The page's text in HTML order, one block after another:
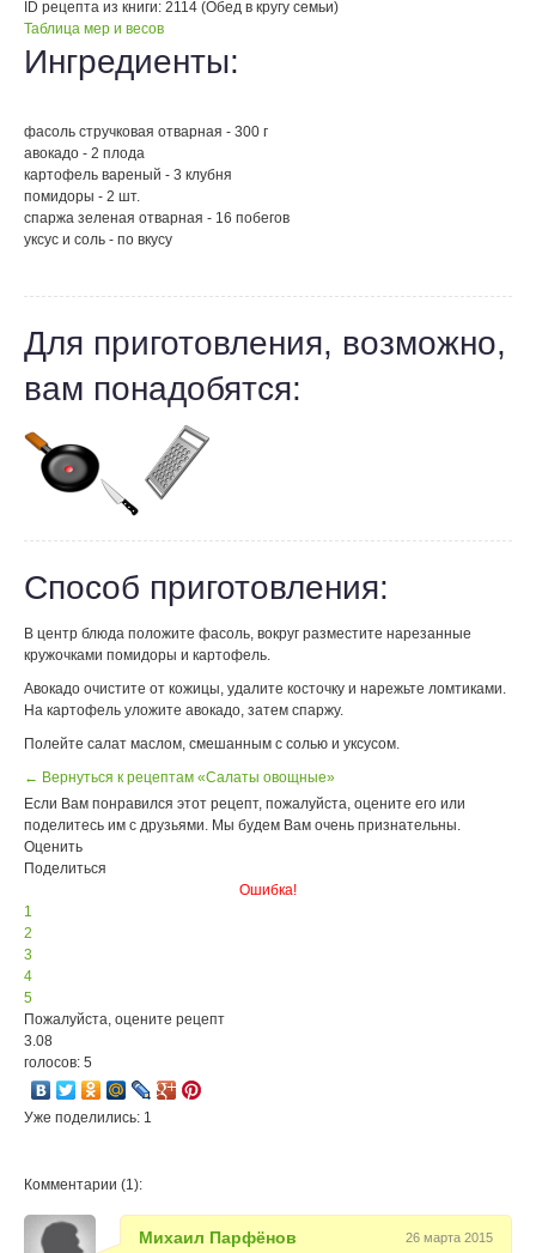
ID рецепта из книги: 2114 (Обед в кругу семьи)
Таблица мер и весов
Ингредиенты:
фасоль стручковая отварная - 300 г
авокадо - 2 плода
картофель вареный - 3 клубня
помидоры - 2 шт.
спаржа зеленая отварная - 16 побегов
уксус и соль - по вкусу
Для приготовления, возможно,
вам понадобятся:
Способ приготовления:
В центр блюда положите фасоль, вокруг разместите нарезанные
кружочками помидоры и картофель.
Авокадо очистите от кожицы, удалите косточку и нарежьте ломтиками.
На картофель уложите авокадо, затем спаржу.
Полейте салат маслом, смешанным с солью и уксусом.
← Вернуться к рецептам «Салаты овощные»
Если Вам понравился этот рецепт, пожалуйста, оцените его или
поделитесь им с друзьями. Мы будем Вам очень признательны.
Оценить
Поделиться
Ошибка!
1
2
3
4
5
Пожалуйста, оцените рецепт
3.08
голосов: 5
Уже поделились: 1
Комментарии (1):
Михаил Парфёнов 26 марта 2015